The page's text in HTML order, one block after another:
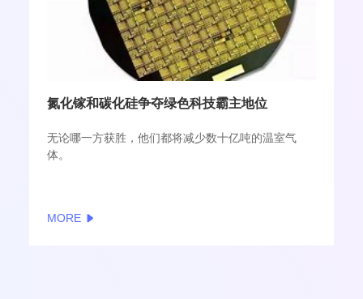
氮化镓和碳化硅争夺绿色科技霸主地位
无论哪一方获胜，他们都将减少数十亿吨的温室气
体。
MORE